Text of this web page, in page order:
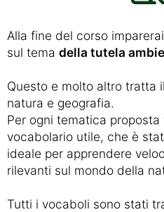
Alla fine del corso
sul tema della tutela
Questo e molto altro tratta
natura e geografia.
Per ogni tematica
vocabolario utile, che è
ideale per apprendere
rilevanti sul mondo della
Tutti i vocaboli sono stati